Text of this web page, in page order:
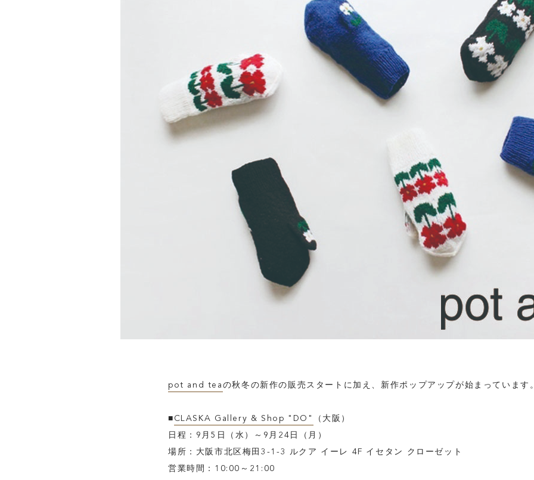
pot and tea の秋冬の新作の販売スタートに加え、新作ポップアップが始まっています
■ CLASKA Gallery & Shop "DO"
（大阪）
日程：9月5日（水）～9月24日（月）
場所：大阪市北区梅田3-1-3 ルクア イーレ 4F イセタン クローゼット
営業時間：10:00～21:00